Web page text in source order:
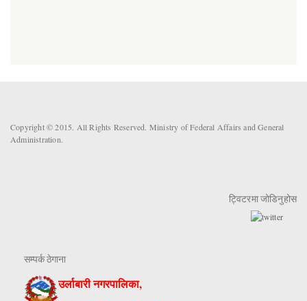
Copyright © 2015. All Rights Reserved. Ministry of Federal Affairs and General
Administration.
ट्विटरमा जोडिनुहोस
सम्पर्क ठेगाना
उर्लाबारी नगरपालिका,